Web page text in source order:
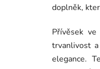
doplněk,
Přívěsek
trvanlivost
elegance.